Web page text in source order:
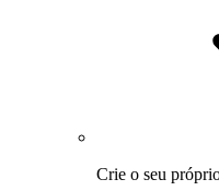
Crie o seu